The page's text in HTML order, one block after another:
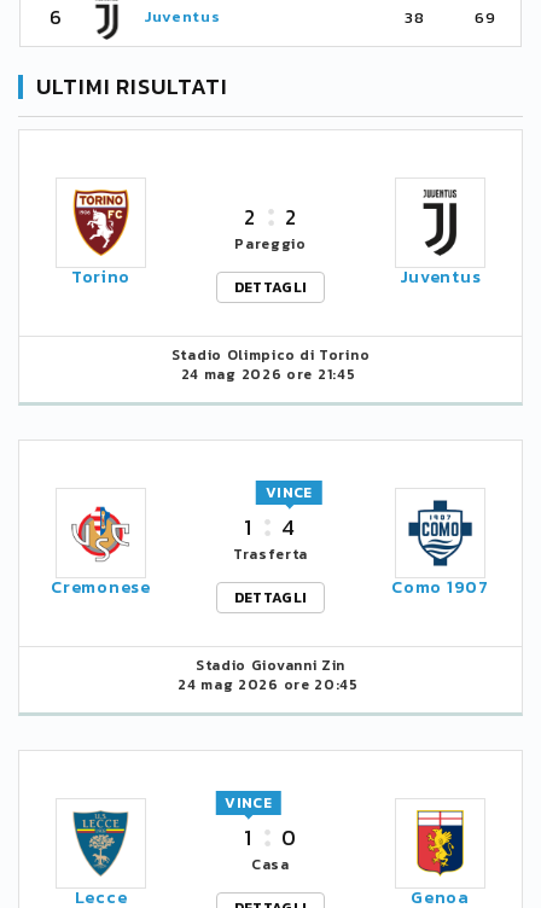
6 Juventus 38 69
ULTIMI RISULTATI
Torino
2 2
Pareggio
DETTAGLI
Juventus
Stadio Olimpico di Torino
24 mag 2026 ore 21:45
Cremonese
1 4
VINCE
Trasferta
DETTAGLI
Como 1907
Stadio Giovanni Zin
24 mag 2026 ore 20:45
Lecce
1
VINCE
0
Casa
Genoa